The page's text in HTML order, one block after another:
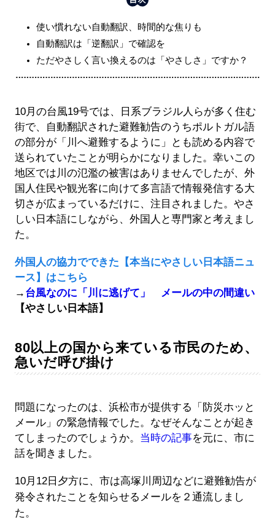
使い慣れない自動翻訳、時間的な焦りも
自動翻訳は「逆翻訳」で確認を
ただやさしく言い換えるのは「やさしさ」ですか？
10月の台風19号では、日系ブラジル人らが多く住む
街で、自動翻訳された避難勧告のうちポルトガル語
の部分が「川へ避難するように」とも読める内容で
送られていたことが明らかになりました。幸いこの
地区では川の氾濫の被害はありませんでしたが、外
国人住民や観光客に向けて多言語で情報発信する大
切さが広まっているだけに、注目されました。やさ
しい日本語にしながら、外国人と専門家と考えまし
た。
外国人の協力でできた【本当にやさしい日本語ニュ
ース】はこちら
→ 台風なのに「川に逃げて」 メールの中の間違い
【やさしい日本語】
80以上の国から来ている市民のため、
急いだ呼び掛け
問題になったのは、浜松市が提供する「防災ホッと
メール」の緊急情報でした。なぜそんなことが起き
てしまったのでしょうか。 当時の記事を元に、市に
話を聞きました。
10月12日夕方に、市は高塚川周辺などに避難勧告が
発令されたことを知らせるメールを２通流しまし
た。